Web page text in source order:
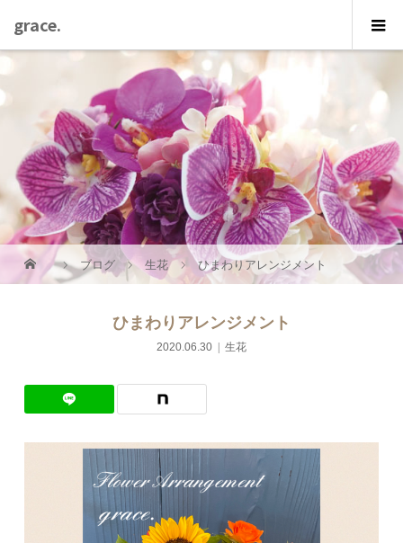
grace.
ブログ 生花 ひまわりアレンジメント
ひまわりアレンジメント
2020.06.30 生花